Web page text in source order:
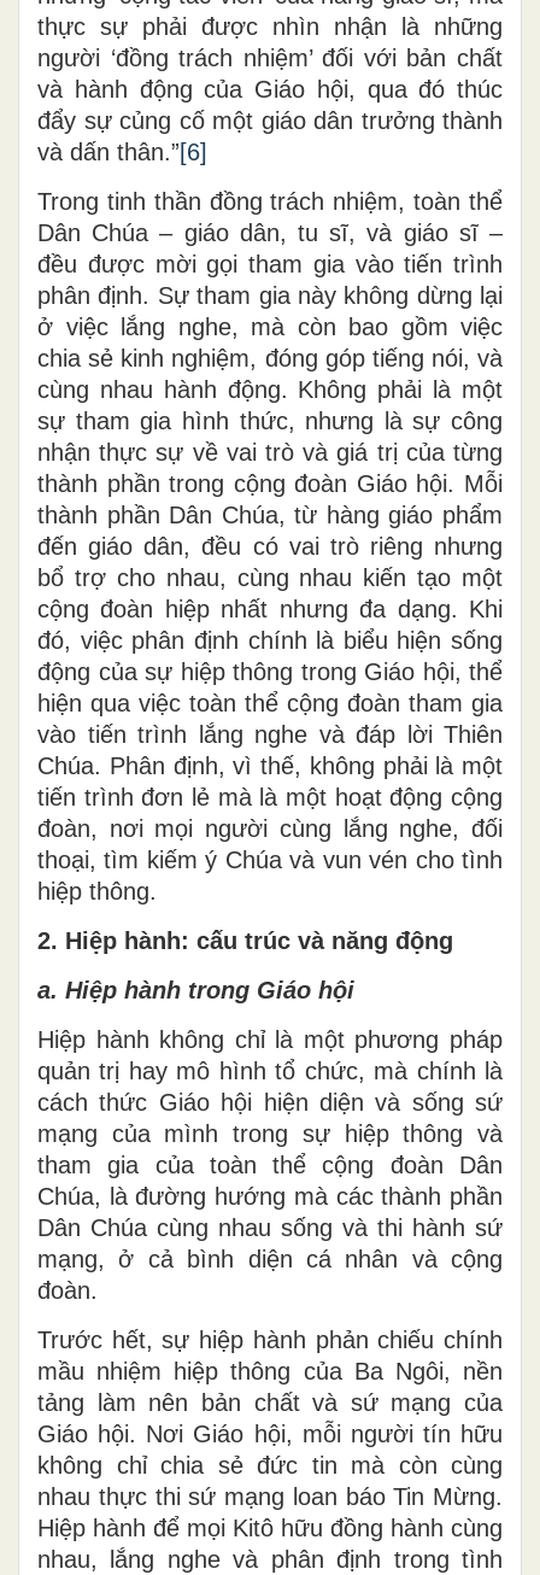
thực sự phải được nhìn nhận là những
người ‘đồng trách nhiệm’ đối với bản chất
và hành động của Giáo hội, qua đó thúc
đẩy sự củng cố một giáo dân trưởng thành
và dấn thân.”[6]
Trong tinh thần đồng trách nhiệm, toàn thể
Dân Chúa – giáo dân, tu sĩ, và giáo sĩ –
đều được mời gọi tham gia vào tiến trình
phân định. Sự tham gia này không dừng lại
ở việc lắng nghe, mà còn bao gồm việc
chia sẻ kinh nghiệm, đóng góp tiếng nói, và
cùng nhau hành động. Không phải là một
sự tham gia hình thức, nhưng là sự công
nhận thực sự về vai trò và giá trị của từng
thành phần trong cộng đoàn Giáo hội. Mỗi
thành phần Dân Chúa, từ hàng giáo phẩm
đến giáo dân, đều có vai trò riêng nhưng
bổ trợ cho nhau, cùng nhau kiến tạo một
cộng đoàn hiệp nhất nhưng đa dạng. Khi
đó, việc phân định chính là biểu hiện sống
động của sự hiệp thông trong Giáo hội, thể
hiện qua việc toàn thể cộng đoàn tham gia
vào tiến trình lắng nghe và đáp lời Thiên
Chúa. Phân định, vì thế, không phải là một
tiến trình đơn lẻ mà là một hoạt động cộng
đoàn, nơi mọi người cùng lắng nghe, đối
thoại, tìm kiếm ý Chúa và vun vén cho tình
hiệp thông.
2. Hiệp hành: cấu trúc và năng động
a. Hiệp hành trong Giáo hội
Hiệp hành không chỉ là một phương pháp
quản trị hay mô hình tổ chức, mà chính là
cách thức Giáo hội hiện diện và sống sứ
mạng của mình trong sự hiệp thông và
tham gia của toàn thể cộng đoàn Dân
Chúa, là đường hướng mà các thành phần
Dân Chúa cùng nhau sống và thi hành sứ
mạng, ở cả bình diện cá nhân và cộng
đoàn.
Trước hết, sự hiệp hành phản chiếu chính
mầu nhiệm hiệp thông của Ba Ngôi, nền
tảng làm nên bản chất và sứ mạng của
Giáo hội. Nơi Giáo hội, mỗi người tín hữu
không chỉ chia sẻ đức tin mà còn cùng
nhau thực thi sứ mạng loan báo Tin Mừng.
Hiệp hành để mọi Kitô hữu đồng hành cùng
nhau, lắng nghe và phân định trong tình